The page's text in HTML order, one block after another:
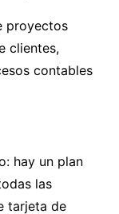
proyectos
clientes,
contables
hay un plan
las
tarjeta de